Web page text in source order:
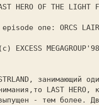
HERO OF ТНЕ LIGHT
episode опе: ORCS LAIR
EXCESS MEGAGROUP'98
занимающий
LAST HERO,
- тем более.